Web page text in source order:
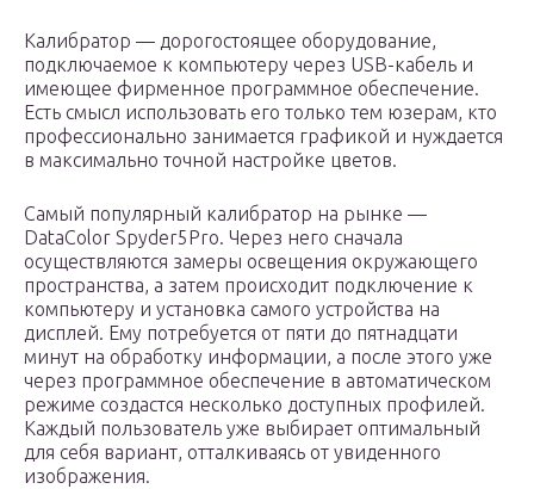
Калибратор — дорогостоящее оборудование,
подключаемое к компьютеру через USB-кабель и
имеющее фирменное программное обеспечение.
Есть смысл использовать его только тем юзерам, кто
профессионально занимается графикой и нуждается
в максимально точной настройке цветов.
Самый популярный калибратор на рынке —
DataColor Spyder5Pro. Через него сначала
осуществляются замеры освещения окружающего
пространства, а затем происходит подключение к
компьютеру и установка самого устройства на
дисплей. Ему потребуется от пяти до пятнадцати
минут на обработку информации, а после этого уже
через программное обеспечение в автоматическом
режиме создастся несколько доступных профилей.
Каждый пользователь уже выбирает оптимальный
для себя вариант, отталкиваясь от увиденного
изображения.